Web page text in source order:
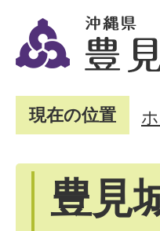
現在の位置
豊見